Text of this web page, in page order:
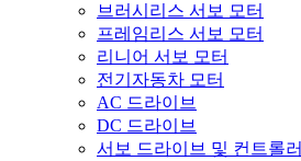
브러시리스 서보 모터
프레임리스 서보 모터
리니어 서보 모터
전기자동차 모터
AC 드라이브
DC 드라이브
서보 드라이브 및 컨트롤러